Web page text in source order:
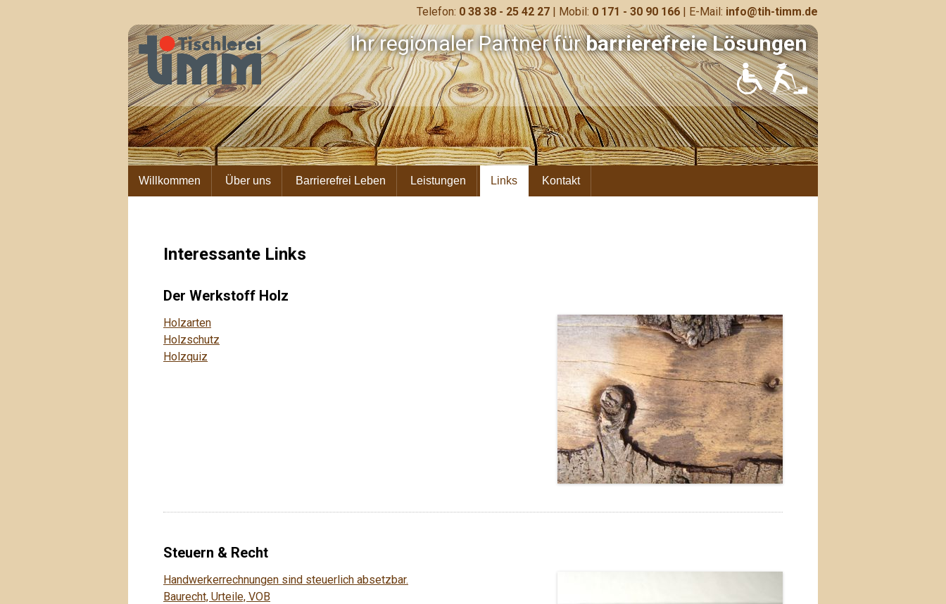
Telefon: 0 38 38 - 25 42 27 | Mobil: 0 171 - 30 90 166 | E-Mail: info@tih-timm.de
Willkommen Über uns Barrierefrei Leben Leistungen Links Kontakt
Ihr regionaler Partner fürbarrierefreie Lösungen
Interessante Links
Der Werkstoff Holz
Holzarten
Holzschutz
Holzquiz
Steuern & Recht
Handwerkerrechnungen sind steuerlich absetzbar.
Baurecht, Urteile, VOB